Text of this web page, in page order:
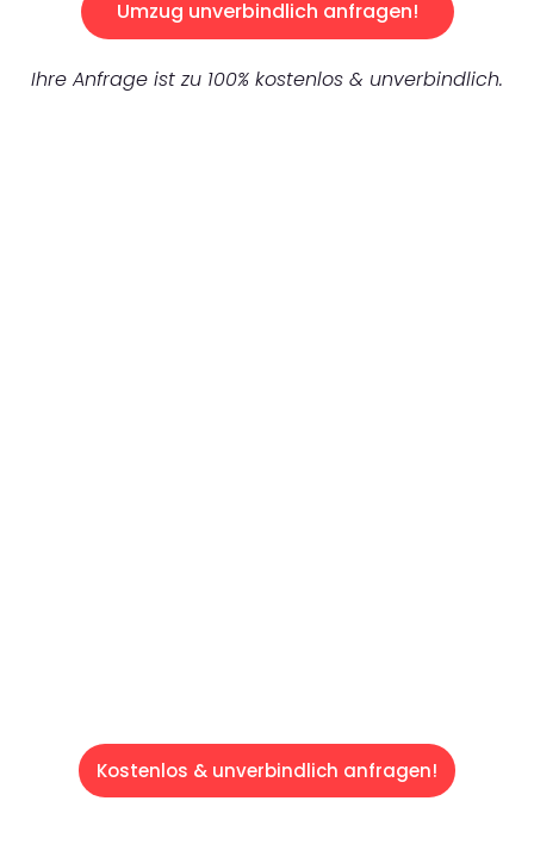
Umzug unverbindlich anfragen!
Ihre Anfrage ist zu 100% kostenlos & unverbindlich.
Kostenlos & unverbindlich anfragen!